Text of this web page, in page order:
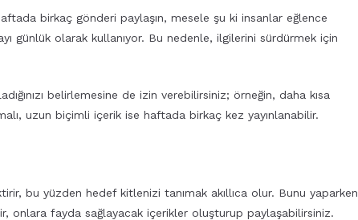
birkaç gönderi paylaşın, mesele şu ki insanlar eğlence
günlük olarak kullanıyor. Bu nedenle, ilgilerini sürdürmek için
belirlemesine de izin verebilirsiniz; örneğin, daha kısa
uzun biçimli içerik ise haftada birkaç kez yayınlanabilir.
bu yüzden hedef kitlenizi tanımak akıllıca olur. Bunu yaparken
onlara fayda sağlayacak içerikler oluşturup paylaşabilirsiniz.